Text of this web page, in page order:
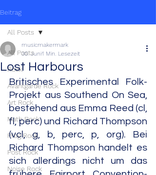
Beitrag
All Posts
Rock
Avantgarde Rock
Art Rock
Math Rock
Prog Rock
Post Rock
Noise Rock
All Posts
Lost Harbours
musicmakermark
30. Juni1 Min. Lesezeit
Britisches Experimental Folk-
Projekt aus Southend On Sea,
bestehend aus Emma Reed (cl,
fl, perc) und Richard Thompson
(vcl, g, b, perc, p, org). Bei
Richard Thompson handelt es
sich allerdings nicht um das